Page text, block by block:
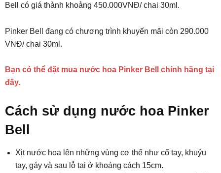
Bell có giá thành khoảng 450.000VNĐ/ chai 30ml.
Pinker Bell đang có chương trình khuyến mãi còn 290.000
VNĐ/ chai 30ml.
Bạn có thể đặt mua nước hoa Pinker Bell chính hãng tại
đây.
Cách sử dụng nước hoa Pinker
Bell
Xịt nước hoa lên những vùng cơ thể như cổ tay, khuỷu
tay, gáy và sau lỗ tai ở khoảng cách 15cm.